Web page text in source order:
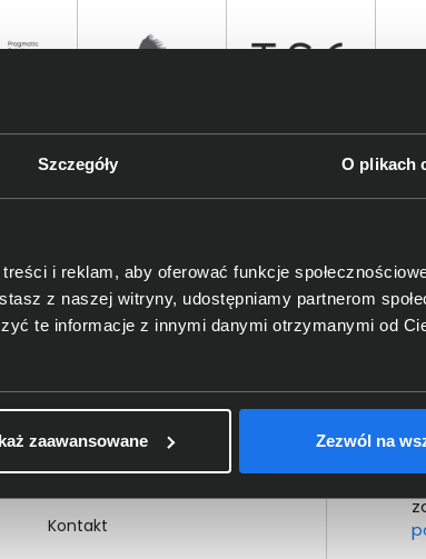
Szczegóły O plikach
i reklam, aby oferować funkcje
z naszej witryny, udostępniamy partnerom
te informacje z innymi danymi otrzymanymi od
zaawansowane Zezwól na
Certyfikaty i autoryzacje
Nagrody i wyróżnienia
Polityka prywatności
wewnętrznych
Kontakt